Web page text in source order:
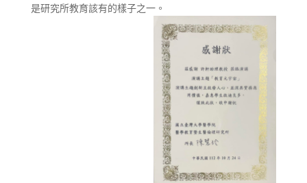
是研究所教育該有的樣子之一。